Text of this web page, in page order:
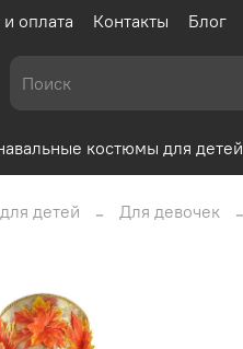
оплата Контакты Блог
костюмы для детей
детей Для девочек